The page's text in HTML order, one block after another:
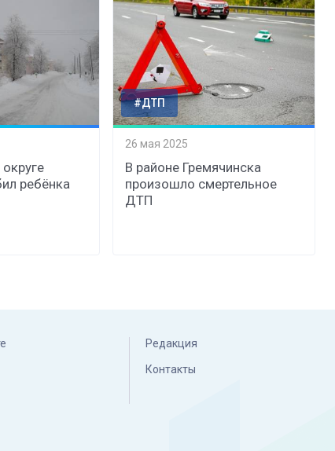
ребёнка
#ДТП
26 мая 2025
В районе Гремячинска
произошло смертельное
ДТП
Редакция
Контакты